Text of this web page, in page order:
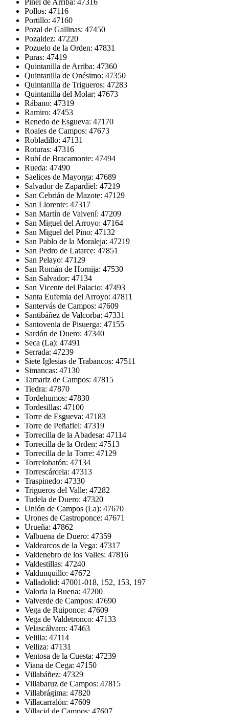
Piñel de Arriba: 47316
Pollos: 47116
Portillo: 47160
Pozal de Gallinas: 47450
Pozaldez: 47220
Pozuelo de la Orden: 47831
Puras: 47419
Quintanilla de Arriba: 47360
Quintanilla de Onésimo: 47350
Quintanilla de Trigueros: 47283
Quintanilla del Molar: 47673
Rábano: 47319
Ramiro: 47453
Renedo de Esgueva: 47170
Roales de Campos: 47673
Robladillo: 47131
Roturas: 47316
Rubí de Bracamonte: 47494
Rueda: 47490
Saelices de Mayorga: 47689
Salvador de Zapardiel: 47219
San Cebrián de Mazote: 47129
San Llorente: 47317
San Martín de Valvení: 47209
San Miguel del Arroyo: 47164
San Miguel del Pino: 47132
San Pablo de la Moraleja: 47219
San Pedro de Latarce: 47851
San Pelayo: 47129
San Román de Hornija: 47530
San Salvador: 47134
San Vicente del Palacio: 47493
Santa Eufemia del Arroyo: 47811
Santervás de Campos: 47609
Santibáñez de Valcorba: 47331
Santovenia de Pisuerga: 47155
Sardón de Duero: 47340
Seca (La): 47491
Serrada: 47239
Siete Iglesias de Trabancos: 47511
Simancas: 47130
Tamariz de Campos: 47815
Tiedra: 47870
Tordehumos: 47830
Tordesillas: 47100
Torre de Esgueva: 47183
Torre de Peñafiel: 47319
Torrecilla de la Abadesa: 47114
Torrecilla de la Orden: 47513
Torrecilla de la Torre: 47129
Torrelobatón: 47134
Torrescárcela: 47313
Traspinedo: 47330
Trigueros del Valle: 47282
Tudela de Duero: 47320
Unión de Campos (La): 47670
Urones de Castroponce: 47671
Urueña: 47862
Valbuena de Duero: 47359
Valdearcos de la Vega: 47317
Valdenebro de los Valles: 47816
Valdestillas: 47240
Valdunquillo: 47672
Valladolid: 47001-018, 152, 153, 197
Valoria la Buena: 47200
Valverde de Campos: 47690
Vega de Ruiponce: 47609
Vega de Valdetronco: 47133
Velascálvaro: 47463
Velilla: 47114
Velliza: 47131
Ventosa de la Cuesta: 47239
Viana de Cega: 47150
Villabáñez: 47329
Villabaruz de Campos: 47815
Villabrágima: 47820
Villacarralón: 47609
Villacid de Campos: 47607